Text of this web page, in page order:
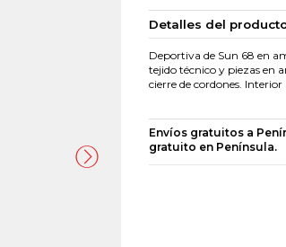
Detalles del
Deportiva de Sun 68 en
tejido técnico y piezas en
cierre de cordones.
Envíos gratuitos a
gratuito en Península.